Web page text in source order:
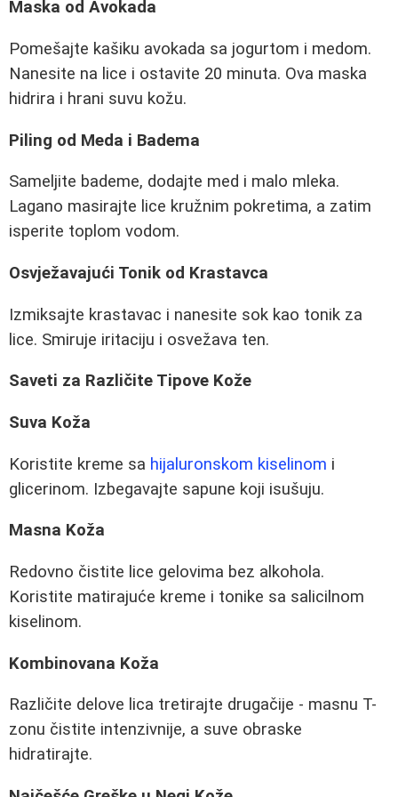
Maska od Avokada
Pomešajte kašiku avokada sa jogurtom i medom.
Nanesite na lice i ostavite 20 minuta. Ova maska
hidrira i hrani suvu kožu.
Piling od Meda i Badema
Sameljite bademe, dodajte med i malo mleka.
Lagano masirajte lice kružnim pokretima, a zatim
isperite toplom vodom.
Osvježavajući Tonik od Krastavca
Izmiksajte krastavac i nanesite sok kao tonik za
lice. Smiruje iritaciju i osvežava ten.
Saveti za Različite Tipove Kože
Suva Koža
Koristite kreme sa hijaluronskom kiselinom i
glicerinom. Izbegavajte sapune koji isušuju.
Masna Koža
Redovno čistite lice gelovima bez alkohola.
Koristite matirajuće kreme i tonike sa salicilnom
kiselinom.
Kombinovana Koža
Različite delove lica tretirajte drugačije - masnu T-
zonu čistite intenzivnije, a suve obraske
hidratirajte.